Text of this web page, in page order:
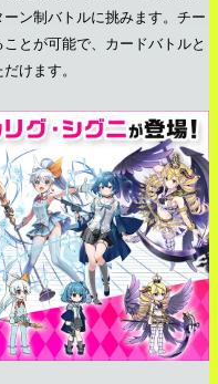
ン制バトルに挑みます。チー
とが可能で、カードバトルと
けます。